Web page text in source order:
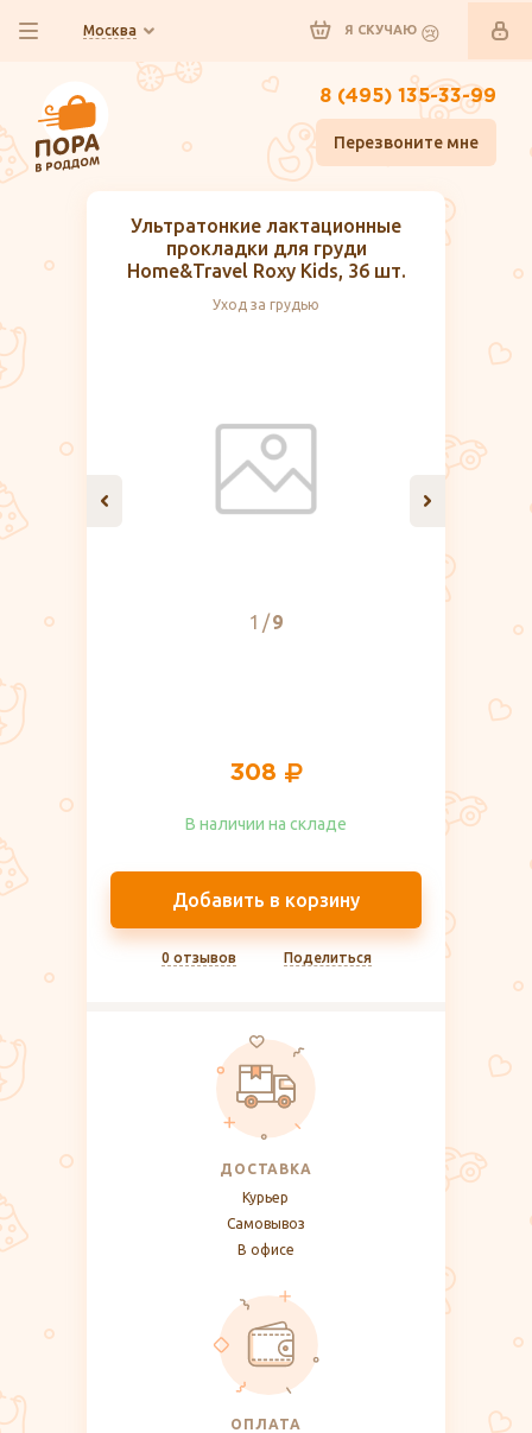
Москва Я СКУЧАЮ
8 (495) 135-33-99
Перезвоните мне
Ультратонкие лактационные
прокладки для груди
Home&Travel Roxy Kids, 36 шт.
Уход за грудью
1 9
308
В наличии на складе​
Добавить в корзину
0 отзывов Поделиться
ДОСТАВКА
Курьер
Самовывоз
В офисе
ОПЛАТА